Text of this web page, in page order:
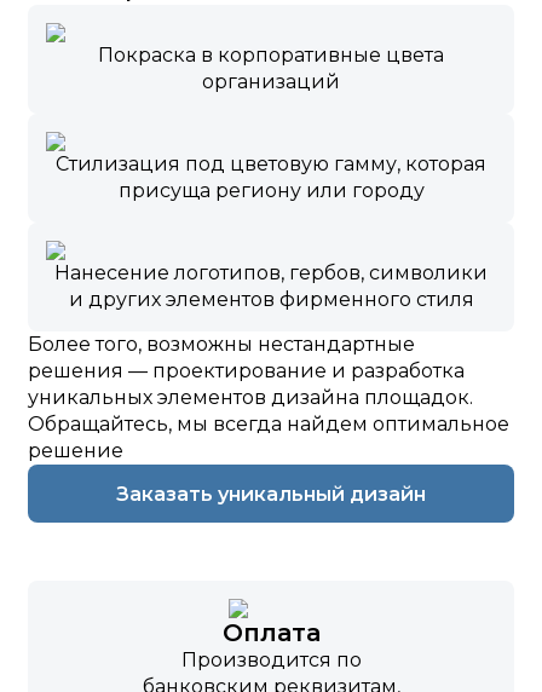
Покраска в корпоративные цвета
организаций
Стилизация под цветовую гамму, которая
присуща региону или городу
Нанесение логотипов, гербов, символики
и других элементов фирменного стиля
Более того, возможны нестандартные
решения — проектирование и разработка
уникальных элементов дизайна площадок.
Обращайтесь, мы всегда найдем оптимальное
решение
Заказать уникальный дизайн
Оплата
Производится по
банковским реквизитам,